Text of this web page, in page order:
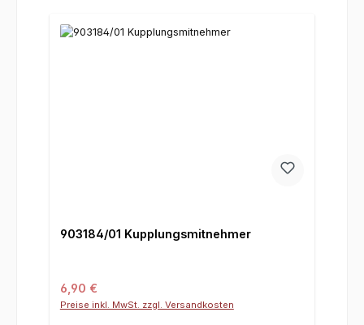
903184/01 Kupplungsmitnehmer
Regulärer Preis:
6,90 €
Preise inkl. MwSt. zzgl. Versandkosten